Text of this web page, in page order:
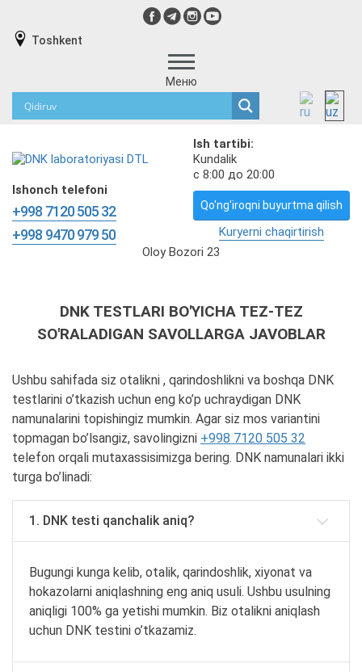
Toshkent
Меню
Ish tartibi:
Kundalik
с 8:00 до 20:00
Ishonch telefoni
+998 7120 505 32
+998 9470 979 50
Qo'ng'iroqni buyurtma qilish
Kuryerni chaqirtirish
Oloy Bozori 23
DNK TESTLARI BO'YICHA TEZ-TEZ
SO'RALADIGAN SAVOLLARGA JAVOBLAR
Ushbu sahifada siz otalikni , qarindoshlikni va boshqa DNK
testlarini o’tkazish uchun eng ko’p uchraydigan DNK
namunalarini topishingiz mumkin. Agar siz mos variantini
topmagan bo’lsangiz, savolingizni +998 7120 505 32
telefon orqali mutaxassisimizga bering. DNK namunalari ikki
turga bo’linadi:
1. DNK testi qanchalik aniq?
Bugungi kunga kelib, otalik, qarindoshlik, xiyonat va
hokazolarni aniqlashning eng aniq usuli. Ushbu usulning
aniqligi 100% ga yetishi mumkin. Biz otalikni aniqlash
uchun DNK testini o’tkazamiz.